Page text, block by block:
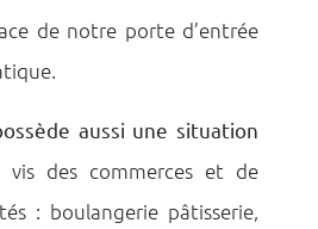
de notre porte d’entrée
aussi une situation
vis des commerces et de
: boulangerie pâtisserie,